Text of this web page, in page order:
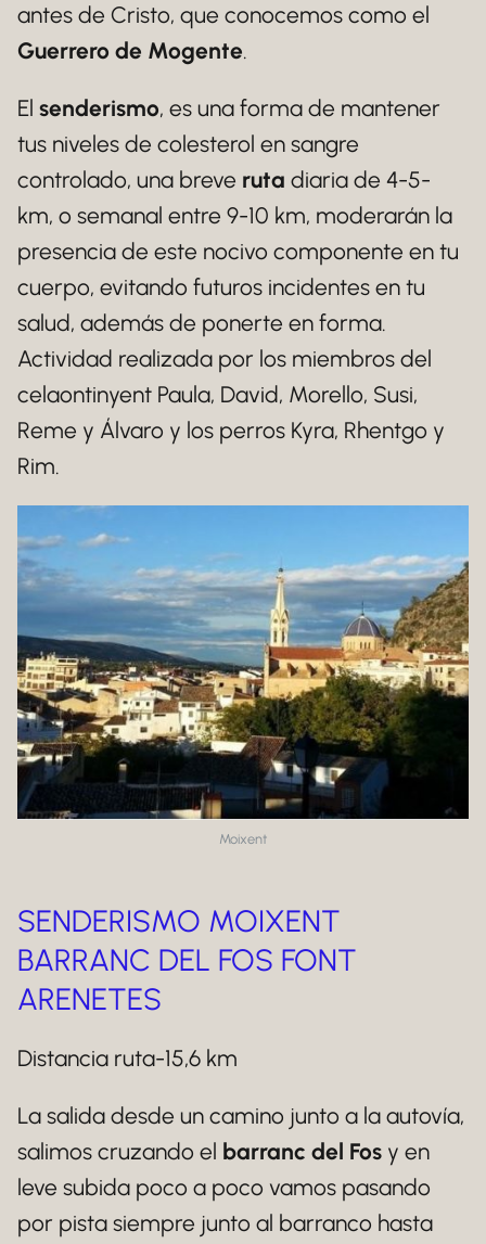
antes de Cristo, que conocemos como el
Guerrero de Mogente.
El senderismo, es una forma de mantener
tus niveles de colesterol en sangre
controlado, una breve ruta diaria de 4-5-
km, o semanal entre 9-10 km, moderarán la
presencia de este nocivo componente en tu
cuerpo, evitando futuros incidentes en tu
salud, además de ponerte en forma.
Actividad realizada por los miembros del
celaontinyent Paula, David, Morello, Susi,
Reme y Álvaro y los perros Kyra, Rhentgo y
Rim.
Moixent
SENDERISMO MOIXENT
BARRANC DEL FOS FONT
ARENETES
Distancia ruta-15,6 km
La salida desde un camino junto a la autovía,
salimos cruzando el barranc del Fos y en
leve subida poco a poco vamos pasando
por pista siempre junto al barranco hasta